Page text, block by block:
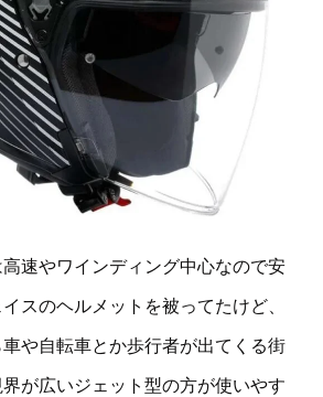
速やワインディング中心なので安
スのヘルメットを被ってたけど、
や自転車とか歩行者が出てくる街
が広いジェット型の方が使いやす